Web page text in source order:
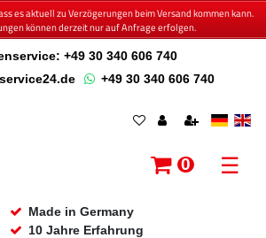
es aktuell zu Verzögerungen beim Versand kommen kann.
können derzeit nur auf Anfrage erfolgen.
+49 30 340 606 740
+49 30 340 606 740
Made in Germany
10 Jahre Erfahrung
0 ☰